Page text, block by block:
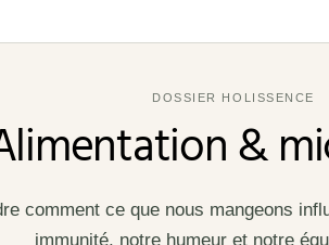
DOSSIER HOLISSENCE
&
comment ce que nous mangeons
immunité, notre humeur et notre